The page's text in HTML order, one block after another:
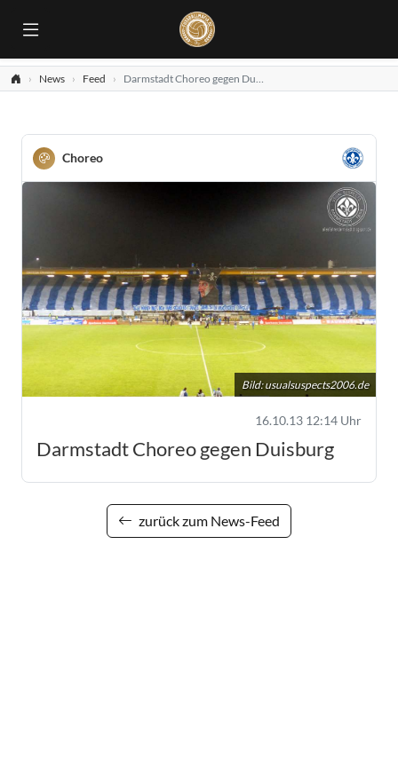
News Feed Darmstadt Choreo gegen Duisburg
Choreo
Bild:usualsuspects2006.de
16.10.13 12:14 Uhr
Darmstadt Choreo gegen Duisburg
zurück zum News-Feed